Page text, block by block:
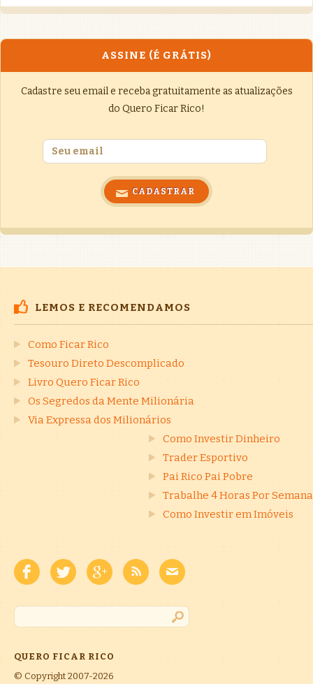
ASSINE (É GRÁTIS)
Cadastre seu email e receba gratuitamente as atualizações
do Quero Ficar Rico!
LEMOS E RECOMENDAMOS
Como Ficar Rico
Tesouro Direto Descomplicado
Livro Quero Ficar Rico
Os Segredos da Mente Milionária
Via Expressa dos Milionários
Como Investir Dinheiro
Trader Esportivo
Pai Rico Pai Pobre
Trabalhe 4 Horas Por Semana
Como Investir em Imóveis
QUERO FICAR RICO
© Copyright 2007-2026